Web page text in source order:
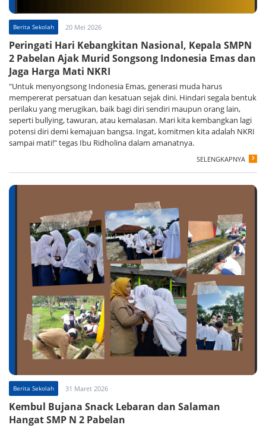
Berita Sekolah 20 Mei 2026
Peringati Hari Kebangkitan Nasional, Kepala SMPN
2 Pabelan Ajak Murid Songsong Indonesia Emas dan
Jaga Harga Mati NKRI
"Untuk menyongsong Indonesia Emas, generasi muda harus
mempererat persatuan dan kesatuan sejak dini. Hindari segala bentuk
perilaku yang merugikan, baik bagi diri sendiri maupun orang lain,
seperti bullying, tawuran, atau kemalasan. Mari kita kembangkan lagi
potensi diri demi kemajuan bangsa. Ingat, komitmen kita adalah NKRI
sampai mati!" tegas Ibu Ridholina dalam amanatnya.
SELENGKAPNYA
Berita Sekolah 31 Maret 2026
Kembul Bujana Snack Lebaran dan Salaman
Hangat SMP N 2 Pabelan